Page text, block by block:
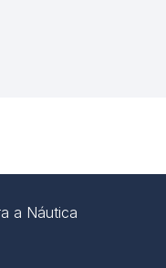
a Náutica